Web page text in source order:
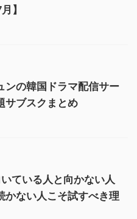
】
ンの韓国ドラマ配信サー
サブスクまとめ
ている人と向かない人
かない人こそ試すべき理